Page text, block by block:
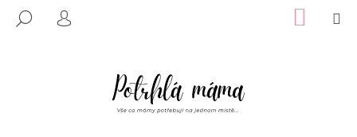
HLEDAT
PŘIHLÁŠENÍ KOŠÍK